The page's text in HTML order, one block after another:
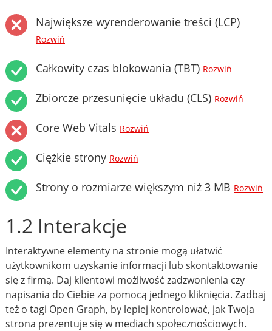
Największe wyrenderowanie treści (LCP)
Rozwiń
Całkowity czas blokowania (TBT) Rozwiń
Zbiorcze przesunięcie układu (CLS) Rozwiń
Core Web Vitals Rozwiń
Ciężkie strony Rozwiń
Strony o rozmiarze większym niż 3 MB Rozwiń
1.2 Interakcje
Interaktywne elementy na stronie mogą ułatwić
użytkownikom uzyskanie informacji lub skontaktowanie
się z firmą. Daj klientowi możliwość zadzwonienia czy
napisania do Ciebie za pomocą jednego kliknięcia. Zadbaj
też o tagi Open Graph, by lepiej kontrolować, jak Twoja
strona prezentuje się w mediach społecznościowych.